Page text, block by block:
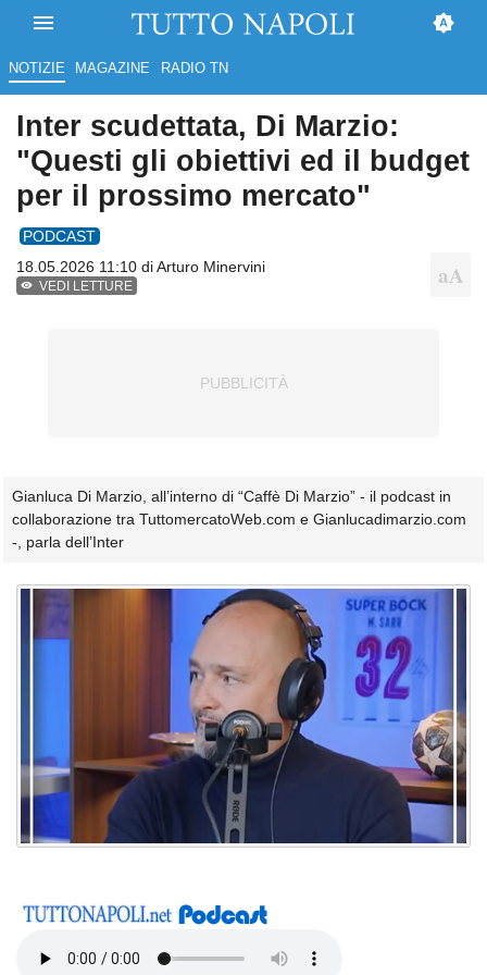
NOTIZIE MAGAZINE RADIO TN
Inter scudettata, Di Marzio:
"Questi gli obiettivi ed il budget
per il prossimo mercato"
PODCAST
18.05.2026 11:10 diArturo Minervini
VEDI LETTURE
Gianluca Di Marzio, all’interno di “Caffè Di Marzio” - il podcast in
collaborazione tra TuttomercatoWeb.com e Gianlucadimarzio.com
-, parla dell’Inter